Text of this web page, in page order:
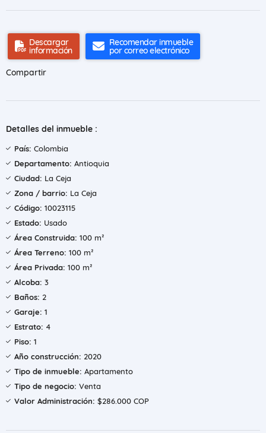
Descargar
información
Recomendar inmueble
por correo electrónico
Compartir
Detalles del inmueble :
País: Colombia
Departamento: Antioquia
Ciudad: La Ceja
Zona / barrio: La Ceja
Código: 10023115
Estado: Usado
Área Construida: 100 m²
Área Terreno: 100 m²
Área Privada: 100 m²
Alcoba: 3
Baños: 2
Garaje: 1
Estrato: 4
Piso: 1
Año construcción: 2020
Tipo de inmueble: Apartamento
Tipo de negocio: Venta
Valor Administración: $286.000 COP